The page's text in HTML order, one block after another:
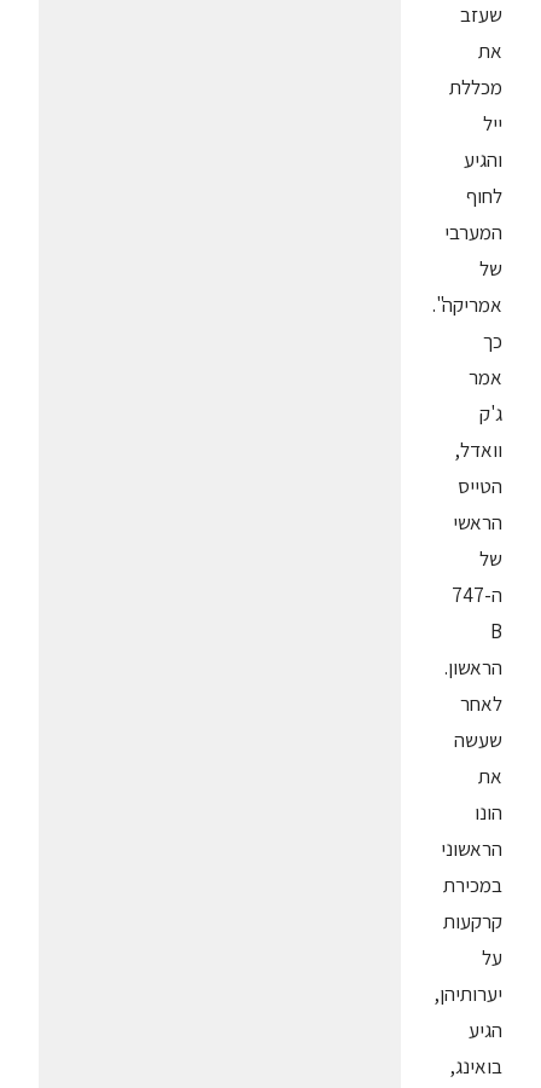
שעזב
את
מכללת
ייל
והגיע
לחוף
המערבי
של
אמריקה".
כך
אמר
ג'ק
וואדל,
הטייס
הראשי
של
ה-747
B
הראשון.
לאחר
שעשה
את
הונו
הראשוני
במכירת
קרקעות
על
יערותיהן,
הגיע
בואינג,